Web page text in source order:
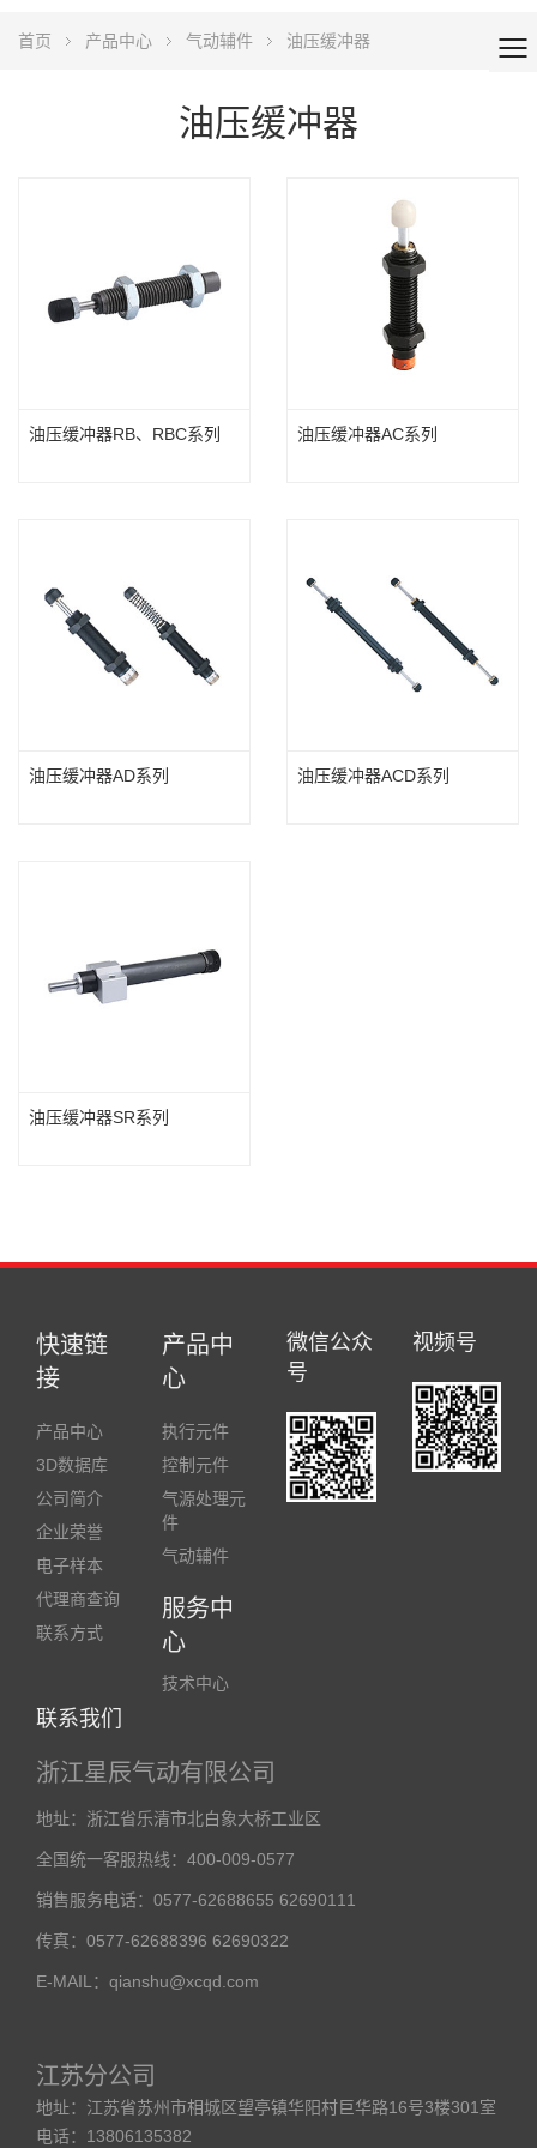
首页 产品中心 气动辅件 油压缓冲器
油压缓冲器
油压缓冲器RB、RBC系列 油压缓冲器AC系列
油压缓冲器AD系列 油压缓冲器ACD系列
油压缓冲器SR系列
快速链
接
产品中心
3D数据库
公司简介
企业荣誉
电子样本
代理商查询
联系方式
产品中
心
执行元件
控制元件
气源处理元
件
气动辅件
服务中
心
技术中心
微信公众
号
视频号
联系我们
浙江星辰气动有限公司
地址：浙江省乐清市北白象大桥工业区
全国统一客服热线：400-009-0577
销售服务电话：0577-62688655 62690111
传真：0577-62688396 62690322
E-MAIL：qianshu@xcqd.com
江苏分公司
地址：江苏省苏州市相城区望亭镇华阳村巨华路16号3楼301室
电话：13806135382